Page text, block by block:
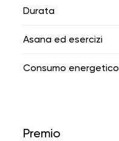
Durata
Asana ed esercizi
Consumo energetico
Premio